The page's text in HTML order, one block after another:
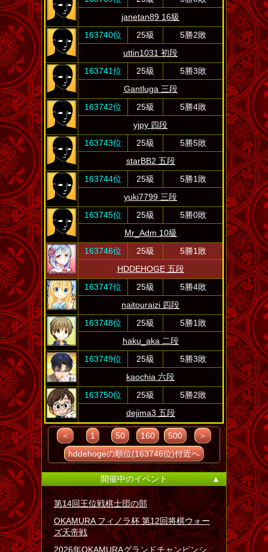
janetan89 16級
163740位
25級
5勝2敗
uttin1031 初段
163741位
25級
5勝3敗
Gantluga 三段
163742位
25級
5勝4敗
yjpy 四段
163743位
25級
5勝5敗
starBB2 五段
163744位
25級
5勝1敗
yuki7799 三段
163745位
25級
5勝0敗
Mr_Adm 10級
163746位
25級
5勝1敗
HDDEHOGE 五段
163747位
25級
5勝4敗
naitouraizi 四段
163748位
25級
5勝1敗
haku_aka 二段
163749位
25級
5勝3敗
kaochia 六段
163750位
25級
5勝2敗
dejima3 五段
＜ 1 50 160 500
＞
hddehogeの順位(163746位)付近へ
開催中のイベント ▲
第14回王位戦棋士団の部
OKAMURA フィノラ杯 第12回将棋ウォー
ズ天帝戦
2026年OKAMURAグランドチャンピンシ